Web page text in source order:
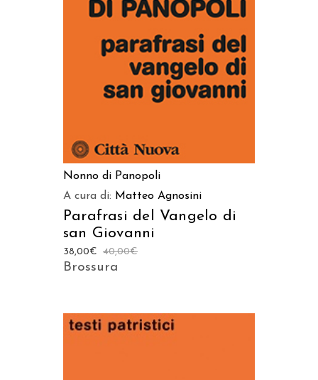
AGGIUNGI AL CARRELLO
Nonno di Panopoli
A cura di: Matteo Agnosini
Parafrasi del Vangelo di
san Giovanni
40,00€
38,00€
Brossura